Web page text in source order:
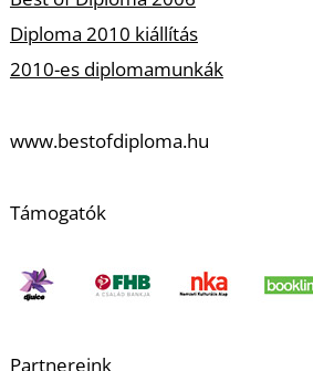
Diploma 2010 kiállítás
2010-es diplomamunkák
www.bestofdiploma.hu
Támogatók
Partnereink